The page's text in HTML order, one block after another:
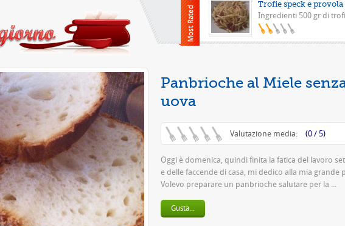
Trofie speck e provola
Ingredienti 500 gr di
Pizza con
Questa è una pizza
pasta 500 g di farina